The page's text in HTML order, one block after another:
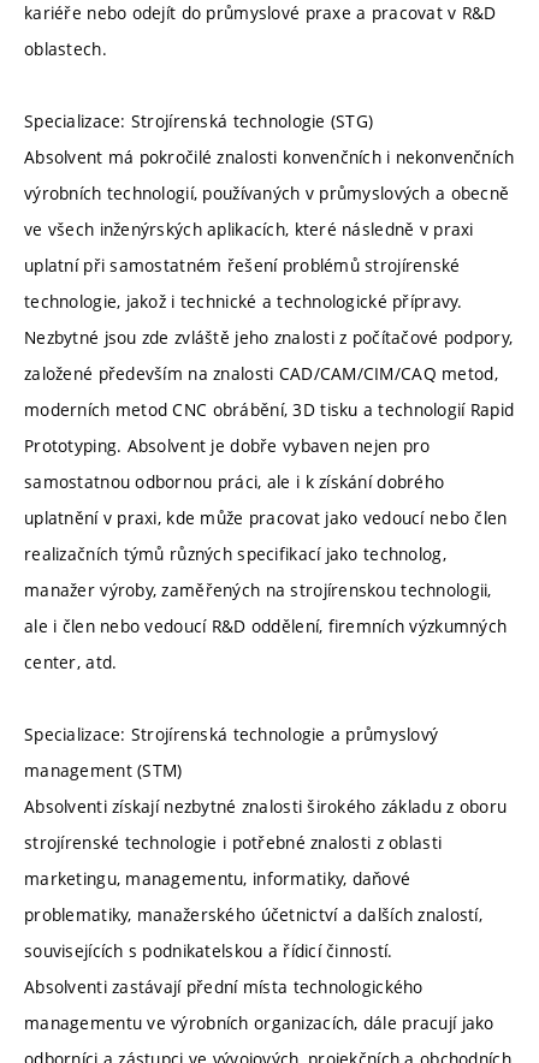
kariéře nebo odejít do průmyslové praxe a pracovat v R&D
oblastech.
Specializace: Strojírenská technologie (STG)
Absolvent má pokročilé znalosti konvenčních i nekonvenčních
výrobních technologií, používaných v průmyslových a obecně
ve všech inženýrských aplikacích, které následně v praxi
uplatní při samostatném řešení problémů strojírenské
technologie, jakož i technické a technologické přípravy.
Nezbytné jsou zde zvláště jeho znalosti z počítačové podpory,
založené především na znalosti CAD/CAM/CIM/CAQ metod,
moderních metod CNC obrábění, 3D tisku a technologií Rapid
Prototyping. Absolvent je dobře vybaven nejen pro
samostatnou odbornou práci, ale i k získání dobrého
uplatnění v praxi, kde může pracovat jako vedoucí nebo člen
realizačních týmů různých specifikací jako technolog,
manažer výroby, zaměřených na strojírenskou technologii,
ale i člen nebo vedoucí R&D oddělení, firemních výzkumných
center, atd.
Specializace: Strojírenská technologie a průmyslový
management (STM)
Absolventi získají nezbytné znalosti širokého základu z oboru
strojírenské technologie i potřebné znalosti z oblasti
marketingu, managementu, informatiky, daňové
problematiky, manažerského účetnictví a dalších znalostí,
souvisejících s podnikatelskou a řídicí činností.
Absolventi zastávají přední místa technologického
managementu ve výrobních organizacích, dále pracují jako